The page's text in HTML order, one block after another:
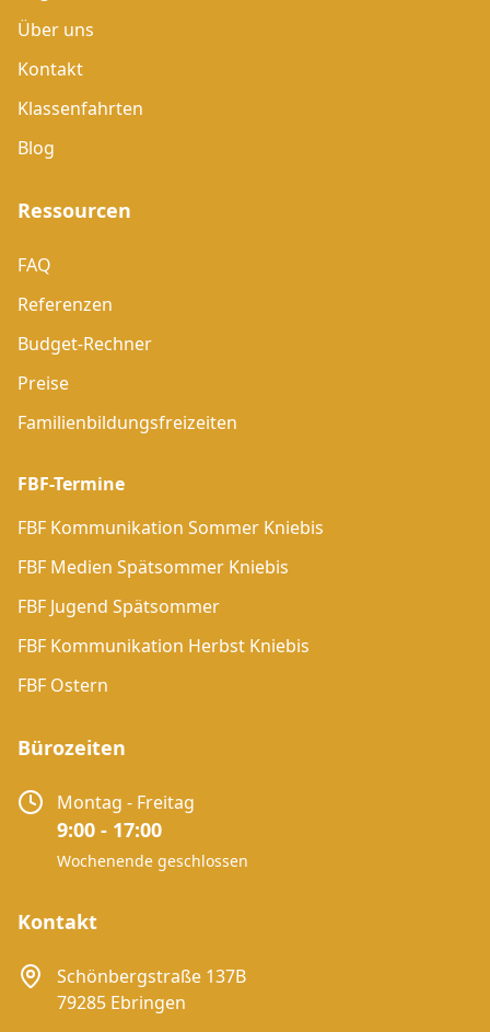
Über uns
Kontakt
Klassenfahrten
Blog
Ressourcen
FAQ
Referenzen
Budget-Rechner
Preise
Familienbildungsfreizeiten
FBF-Termine
FBF Kommunikation Sommer Kniebis
FBF Medien Spätsommer Kniebis
FBF Jugend Spätsommer
FBF Kommunikation Herbst Kniebis
FBF Ostern
Bürozeiten
Montag - Freitag
9:00 - 17:00
Wochenende geschlossen
Kontakt
Schönbergstraße 137B
79285 Ebringen